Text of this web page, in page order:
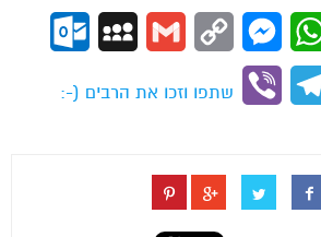
WhatsApp
Messenger
Copy
Gmail
MySpace
Telegram
Viber
שתפו וזכו את הרבים (-: